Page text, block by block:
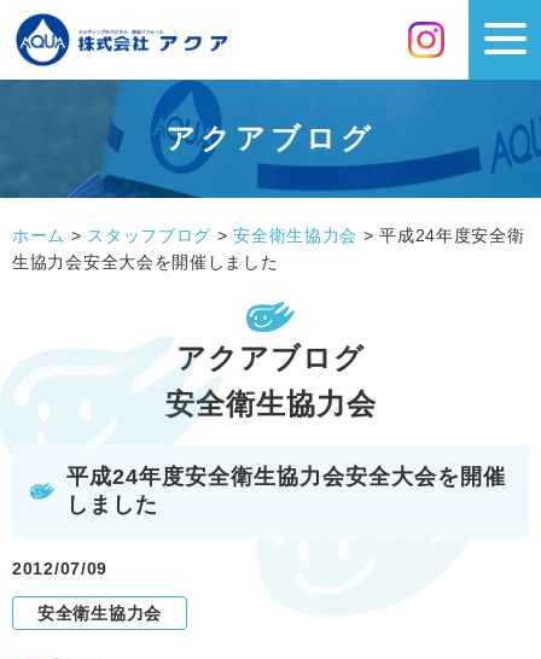
アクアブログ
ホーム > スタッフブログ >安全衛生協力会 >平成24年度安全衛
生協力会安全大会を開催しました
アクアブログ
安全衛生協力会
平成24年度安全衛生協力会安全大会を開催
しました
2012/07/09
安全衛生協力会